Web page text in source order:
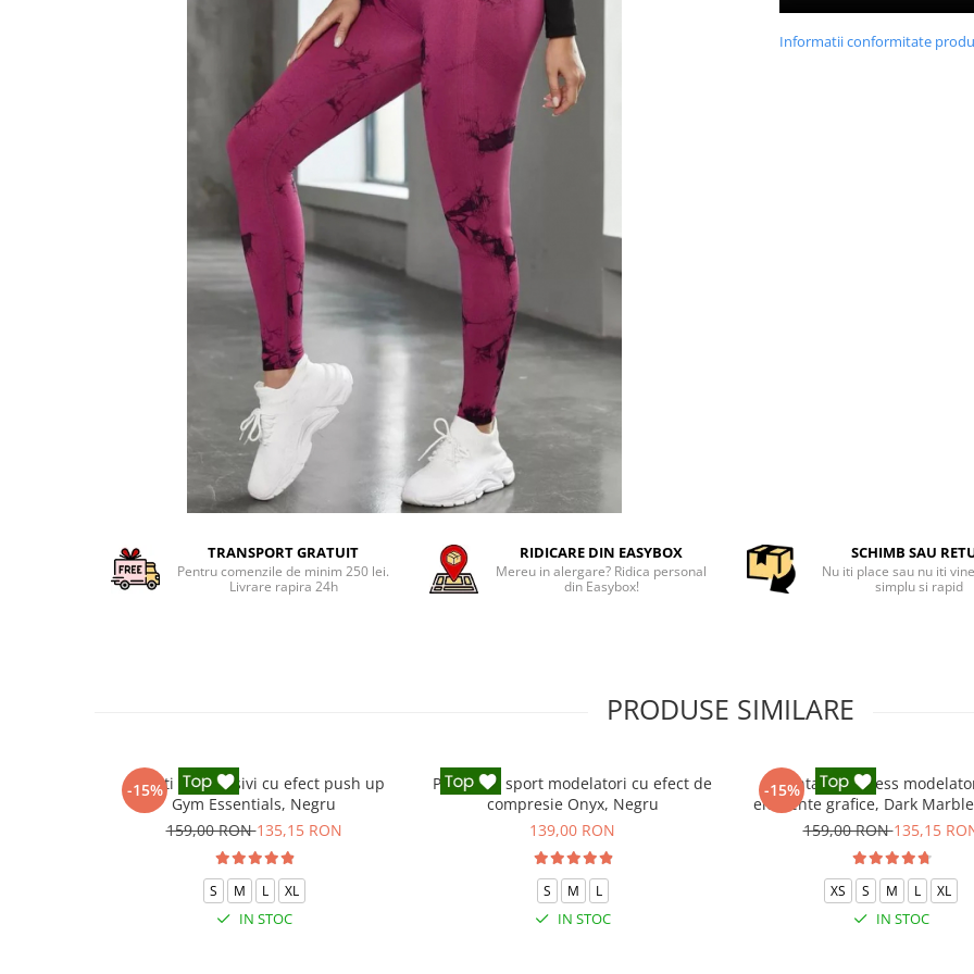
Informatii conformitate
TRANSPORT GRATUIT
Pentru comenzile de minim 250 lei.
Livrare rapira 24h
RIDICARE DIN EASYBOX
Mereu in alergare? Ridica personal
din Easybox!
SCHIMB SAU
Nu iti place sau nu iti
simplu si rapid
PRODUSE SIMILARE
-15%
Colanti compresivi cu efect push up
Gym Essentials, Negru
159,00 RON135,15 RON
S M L XL
IN STOC
Pantaloni sport modelatori cu efect de
compresie Onyx, Negru
139,00 RON
S M L
IN STOC
-15%
Pantaloni fitness
elemente grafice, Dark
159,00 RON135,15
XS S M L XL
IN STOC